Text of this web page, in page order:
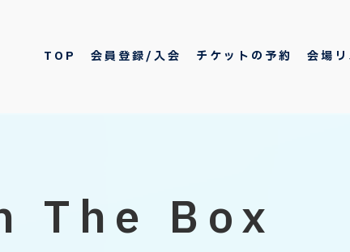
TOP 会員登録/入会 チケットの予約 会場
The Box